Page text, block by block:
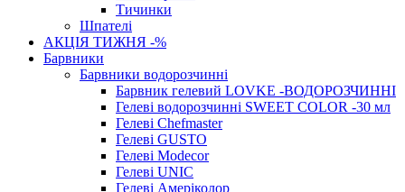
Тичинки
Шпателі
АКЦІЯ ТИЖНЯ -%
Барвники
Барвники водорозчинні
Барвник гелевий LOVKE -ВОДОРОЗЧИННІ
Гелеві водорозчинні SWEET COLOR -30 мл
Гелеві Chefmaster
Гелеві GUSTO
Гелеві Modecor
Гелеві UNIC
Гелеві Амеріколор